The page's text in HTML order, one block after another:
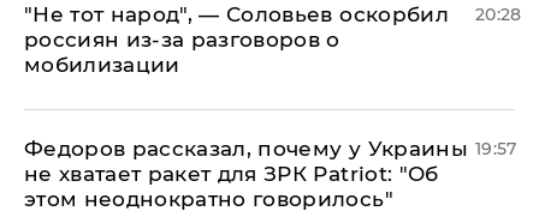
​"Не тот народ", — Соловьев оскорбил
россиян из-за разговоров о
мобилизации
20:28
Федоров рассказал, почему у Украины
не хватает ракет для ЗРК Patriot: "Об
этом неоднократно говорилось"
19:57